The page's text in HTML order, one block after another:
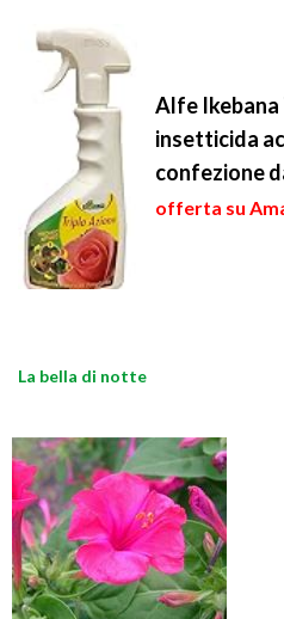
Alfe Ikebana
insetticida
confezione
offerta su
La bella di notte